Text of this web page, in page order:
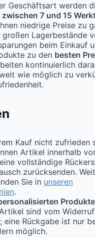
Geschäftsart werden
zwischen 7 und 15
niedrige Preise zu
Lagerbestände
beim Einkauf
zu den besten
kontinuierlich
wie möglich zu
Kauf nicht zufrieden
Artikel innerhalb
vollständige
zurücksenden.
Sie in unseren
.
sind vom Widerruf
eine Rückgabe ist nur
möglich.